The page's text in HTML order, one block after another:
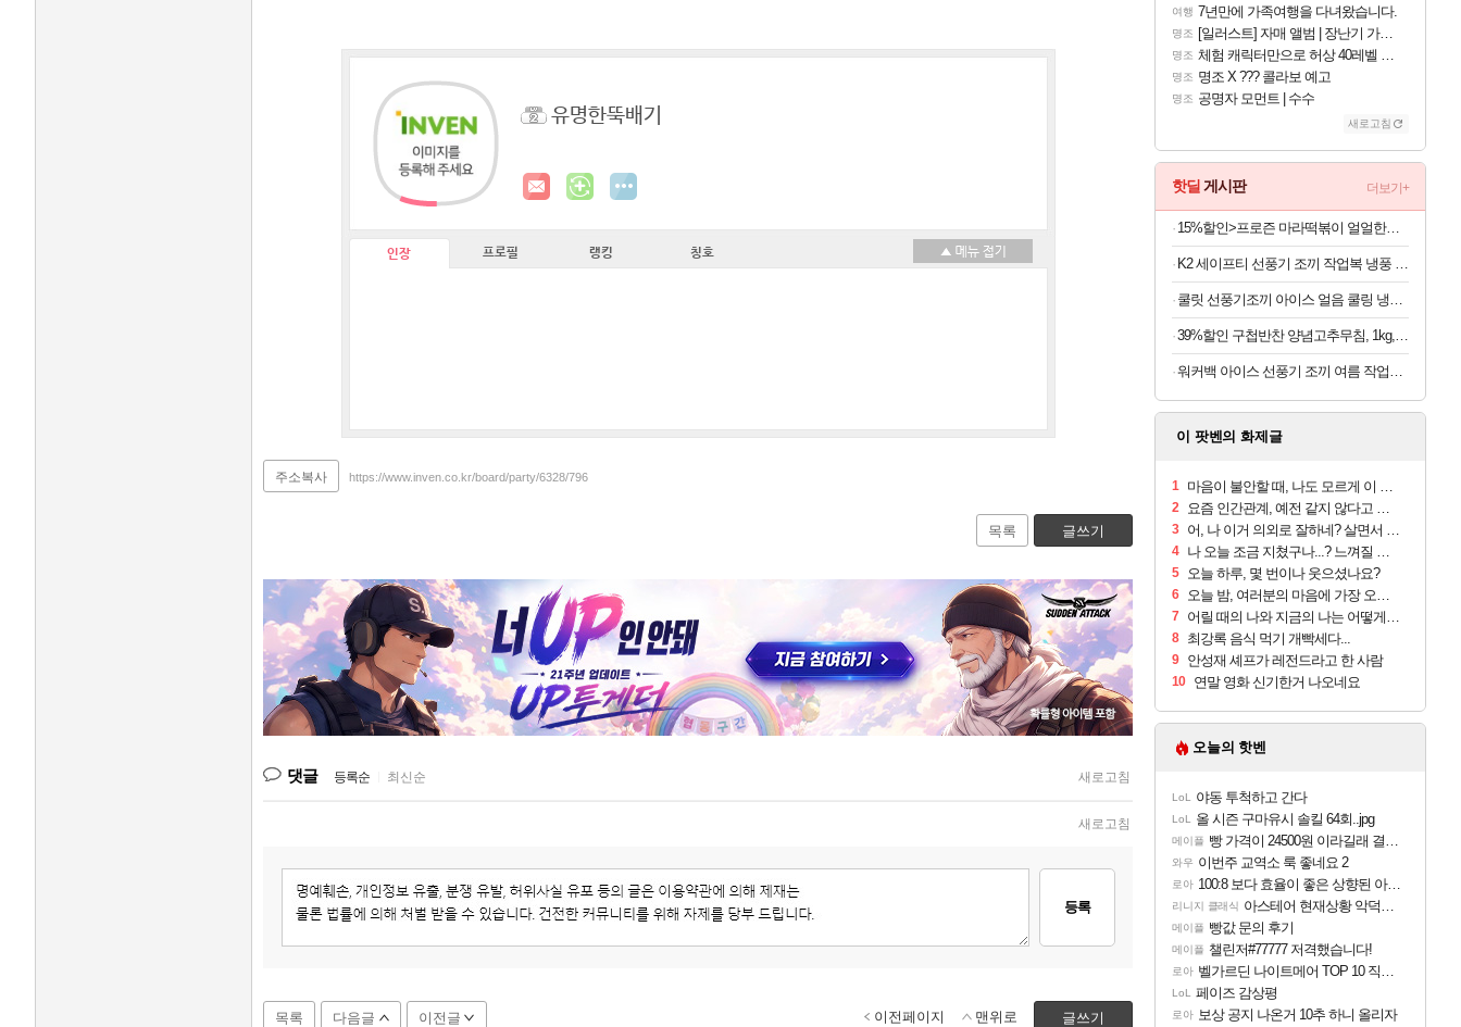
유명한뚝배기
인장 프로필 랭킹 칭호
주소복사 https://www.inven.co.kr/board/party/6328/796
목록 글쓰기
댓글 등록순 최신순 새로고침
새로고침
등록
목록 다음글 이전글 글쓰기
이전페이지 맨위로
여행 7년만에 가족여행을 다녀왔습니다.
명조 [일러스트] 자매 앨범 | 장난기 가득한 오후의 공원 (리메이크판)
명조 체험 캐릭터만으로 허상 40레벨 하이와티아 5분 컷!｜에이메스·린네·모니에 명함
명조 명조 X ??? 콜라보 예고
명조 공명자 모먼트 | 수수
새로고침
핫딜 게시판 더보기+
15%할인>프로즌 마라떡볶이 얼얼한맛, 440g, 2개
K2 세이프티 선풍기 조끼 작업복 냉풍 쿨링 에어 조끼 여름작업복상의 에어윈드자켓2
쿨릿 선풍기조끼 아이스 얼음 쿨링 냉풍 여름 조끼
39%할인 구첩반찬 양념고추무침, 1kg, 1개
워커백 아이스 선풍기 조끼 여름 작업복 폭염 냉풍 쿨 낚시 등산 캠핑 에어컨조끼(아이스팩포함)
이 팟벤의 화제글
1 마음이 불안할 때, 나도 모르게 이 행동 하고 계시나요?
2 요즘 인간관계, 예전 같지 않다고 느끼는 진짜 이유 3가지
3 어, 나 이거 의외로 잘하네? 살면서 발견하는 나의 은근한 재능 3가지
4 나 오늘 조금 지쳤구나...? 느껴질 때 마음을 구하는 3가지 방법
5 오늘 하루, 몇 번이나 웃으셨나요?
6 오늘 밤, 여러분의 마음에 가장 오래 남은 감정은 무엇인가요?
7 어릴 때의 나와 지금의 나는 어떻게 달라졌을까
8 최강록 음식 먹기 개빡세다...
9 안성재 셰프가 레전드라고 한 사람
10 연말 영화 신기한거 나오네요
오늘의 핫벤
LoL 야동 투척하고 간다
LoL 올 시즌 구마유시 솔킬 64회..jpg
메이플 빵 가격이 24500원 이라길래 결제 취소하고 나왔다
와우 이번주 교역소 룩 좋네요 2
로아 100:8 보다 효율이 좋은 상향된 아제나 ㄷㄷ
리니지 클래식 아스테어 현재상황 악덕작업장몰락
메이플 빵값 문의 후기
메이플 챌린저#77777 저격했습니다!
로아 벨가르딘 나이트메어 TOP 10 직업별 분포
LoL 페이즈 감상평
로아 보상 공지 나온거 10추 하니 올리자